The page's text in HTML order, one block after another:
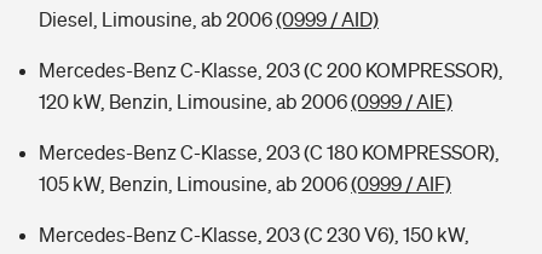
Diesel, Limousine, ab 2006(0999 / AID)
Mercedes-Benz C-Klasse, 203 (C 200 KOMPRESSOR),
120 kW, Benzin, Limousine, ab 2006(0999 / AIE)
Mercedes-Benz C-Klasse, 203 (C 180 KOMPRESSOR),
105 kW, Benzin, Limousine, ab 2006(0999 / AIF)
Mercedes-Benz C-Klasse, 203 (C 230 V6), 150 kW,